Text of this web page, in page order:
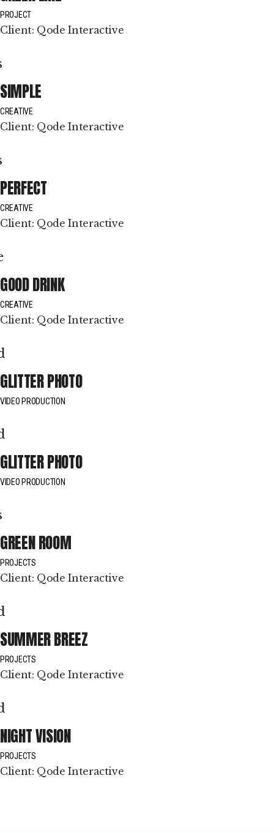
PROJECT
Client: Qode Interactive
SIMPLE
CREATIVE
Client: Qode Interactive
PERFECT
CREATIVE
Client: Qode Interactive
GOOD DRINK
CREATIVE
Client: Qode Interactive
GLITTER PHOTO
VIDEO PRODUCTION
GLITTER PHOTO
VIDEO PRODUCTION
GREEN ROOM
PROJECTS
Client: Qode Interactive
SUMMER BREEZ
PROJECTS
Client: Qode Interactive
NIGHT VISION
PROJECTS
Client: Qode Interactive